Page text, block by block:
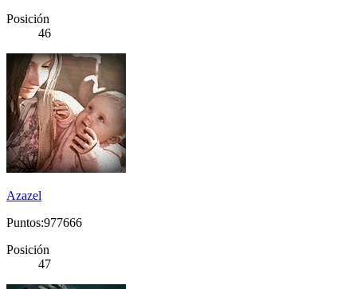
Posición
46
Azazel
Puntos:977666
Posición
47